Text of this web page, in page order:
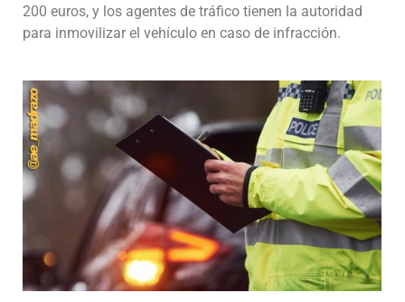
200 euros, y los agentes de tráfico tienen la autoridad
para inmovilizar el vehículo en caso de infracción.